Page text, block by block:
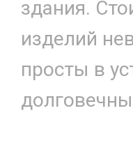
здания.
изделий
просты в